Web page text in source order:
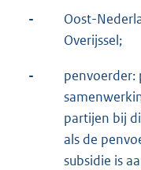
-
Oost-
Overijssel;
-
penvoerder:
partijen bij
als de
subsidie is